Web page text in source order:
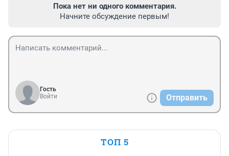
Пока нет ни одного комментария.
Начните обсуждение первым!
Гость
Войти
Отправить
ТОП 5